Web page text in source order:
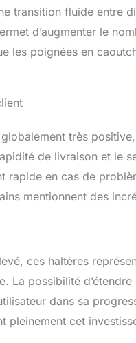
transition fluide entre
d’augmenter le
les poignées en
très
de livraison et le
rapide en cas de
mentionnent des
ces haltères
La possibilité
dans sa
pleinement cet